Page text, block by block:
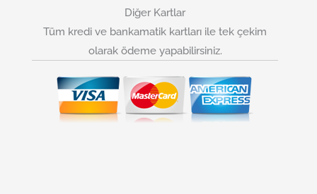
Diğer Kartlar
Tüm kredi ve bankamatik kartları ile tek çekim
olarak ödeme yapabilirsiniz.